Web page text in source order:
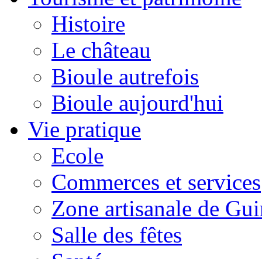
Histoire
Le château
Bioule autrefois
Bioule aujourd'hui
Vie pratique
Ecole
Commerces et services
Zone artisanale de
Salle des fêtes